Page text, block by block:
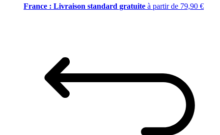
France : Livraison standard gratuite à partir de 79,90 €